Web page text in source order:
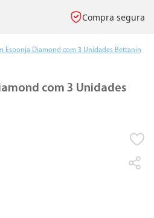
Compra segura
Esponja Diamond com 3 Unidades Bettanin
com 3 Unidades